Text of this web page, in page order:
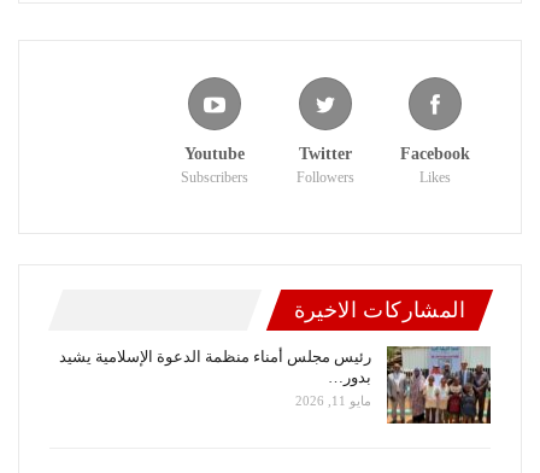
Facebook
Likes
Twitter
Followers
Youtube
Subscribers
المشاركات الاخيرة
رئيس مجلس أمناء منظمة الدعوة الإسلامية يشيد
بدور…
مايو 11, 2026